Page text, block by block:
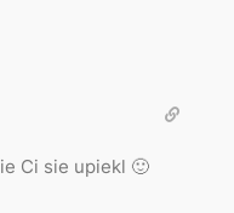
Ci sie upiekl 🙂